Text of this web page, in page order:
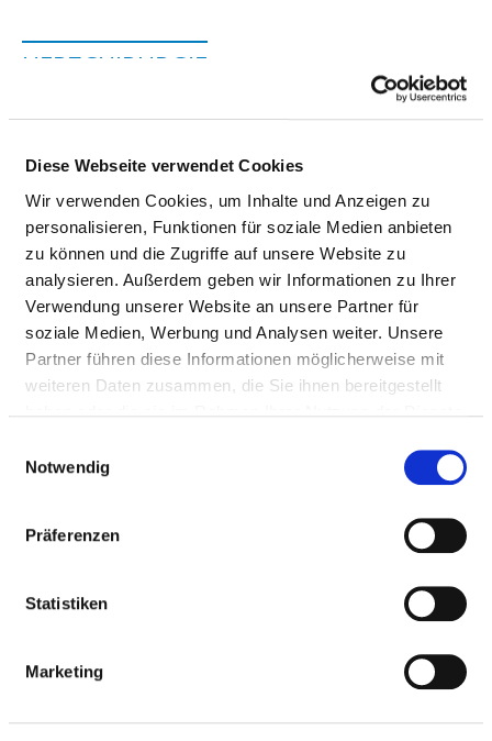
Diese Webseite verwendet Cookies
Wir verwenden Cookies, um Inhalte und Anzeigen zu
personalisieren, Funktionen für soziale Medien anbieten
zu können und die Zugriffe auf unsere Website zu
analysieren. Außerdem geben wir Informationen zu Ihrer
Verwendung unserer Website an unsere Partner für
soziale Medien, Werbung und Analysen weiter. Unsere
Partner führen diese Informationen möglicherweise mit
weiteren Daten zusammen, die Sie ihnen bereitgestellt
Notwendig
Präferenzen
Statistiken
Marketing
HERZCHIRURGIE
03048 Cottbus
Tel.:0355-480-1006
Fax: 0355-480-1007
Mail:ed.anas@ehcsztirf.krid
Anfahrt
Ärztliche Leitung
Prof. Dr. med. Dirk Fritzsche (Ärztlicher Direktor und
Fachabteilung
FALLZAHLEN
Vollstationäre Fallzahl: 1.223